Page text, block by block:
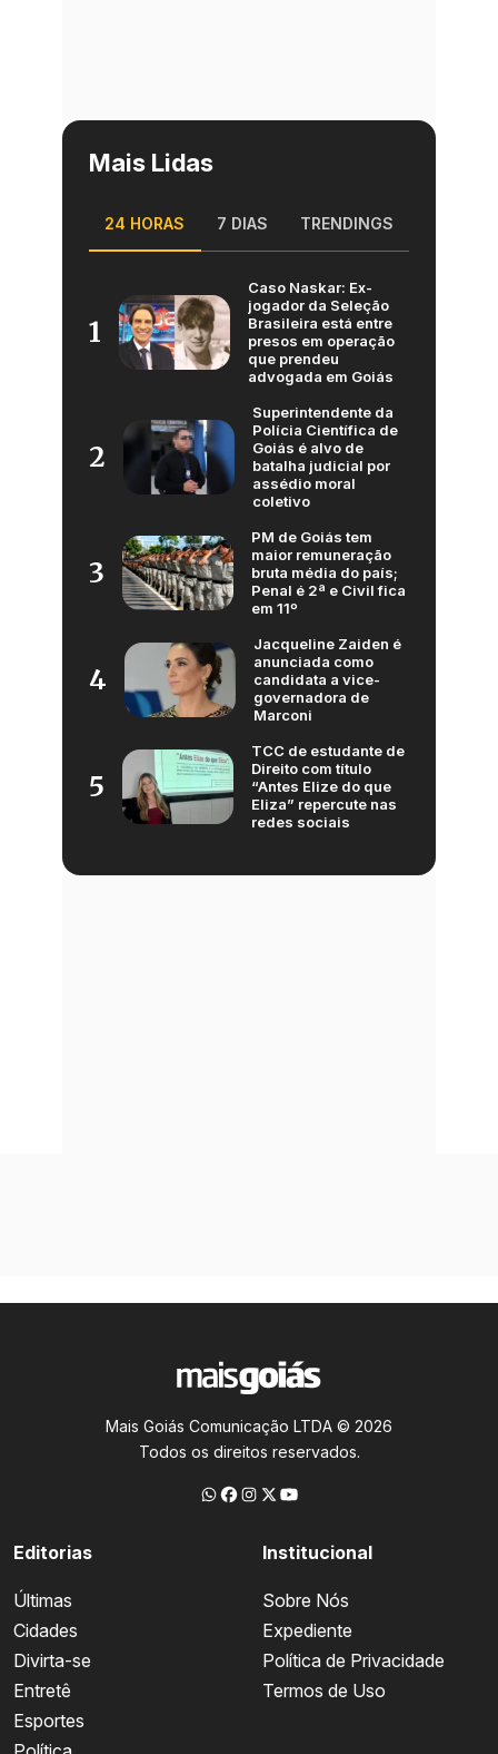
Mais Lidas
24 HORAS 7 DIAS TRENDINGS
1
Caso Naskar: Ex-
jogador da Seleção
Brasileira está entre
presos em operação
que prendeu
advogada em Goiás
2
Superintendente da
Polícia Científica de
Goiás é alvo de
batalha judicial por
assédio moral
coletivo
3
PM de Goiás tem
maior remuneração
bruta média do país;
Penal é 2ª e Civil fica
em 11º
4
Jacqueline Zaiden é
anunciada como
candidata a vice-
governadora de
Marconi
5
TCC de estudante de
Direito com título
“Antes Elize do que
Eliza” repercute nas
redes sociais
Mais Goiás Comunicação LTDA © 2026
Todos os direitos reservados.
Editorias
Últimas
Cidades
Divirta-se
Entretê
Esportes
Institucional
Sobre Nós
Expediente
Política de Privacidade
Termos de Uso